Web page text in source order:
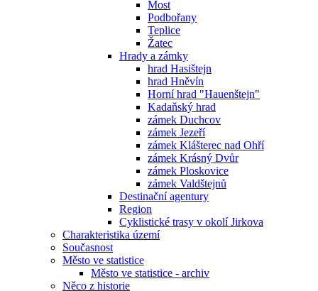
Most
Podbořany
Teplice
Žatec
Hrady a zámky
hrad Hasištejn
hrad Hněvín
Horní hrad "Hauenštejn"
Kadaňský hrad
zámek Duchcov
zámek Jezeří
zámek Klášterec nad Ohří
zámek Krásný Dvůr
zámek Ploskovice
zámek Valdštejnů
Destinační agentury
Region
Cyklistické trasy v okolí Jirkova
Charakteristika území
Současnost
Město ve statistice
Město ve statistice - archiv
Něco z historie